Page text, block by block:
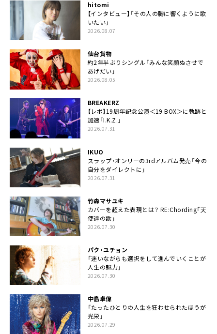
hitomi
【インタビュー】「その人の胸に響くように歌
いたい」
2026.08.07
仙台貨物
約2年半ぶりシングル「みんな笑顔ぬさせで
あげだい」
2026.08.05
BREAKERZ
【レポ】19周年記念公演＜19 BOX＞に軌跡と
加速「I.K.Z.」
2026.07.31
IKUO
スラップ・オンリーの3rdアルバム発売「今の
自分をダイレクトに」
2026.07.31
竹森マサユキ
カバーを超えた表現とは？ RE:Chording「天
使達の歌」
2026.07.30
パク・ユチョン
「迷いながらも選択をして進んでいくことが
人生の魅力」
2026.07.30
中島卓偉
「たったひとりの人生を狂わせられたほうが
光栄」
2026.07.29